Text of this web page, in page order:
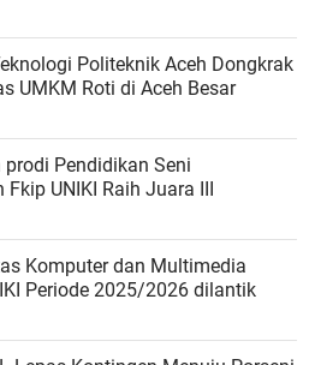
Politeknik Aceh Dongkrak
UMKM Roti di Aceh Besar
Pendidikan Seni
Fkip UNIKI Raih Juara III
Komputer dan Multimedia
UNIKI Periode 2025/2026 dilantik